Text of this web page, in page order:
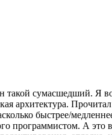
сумасшедший. Я
архитектура.
быстрее/
программистом. А это